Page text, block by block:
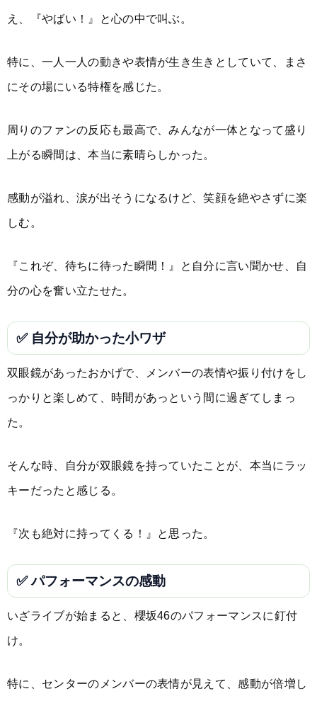
え、『やばい！』と心の中で叫ぶ。
特に、一人一人の動きや表情が生き生きとしていて、まさ
にその場にいる特権を感じた。
周りのファンの反応も最高で、みんなが一体となって盛り
上がる瞬間は、本当に素晴らしかった。
感動が溢れ、涙が出そうになるけど、笑顔を絶やさずに楽
しむ。
『これぞ、待ちに待った瞬間！』と自分に言い聞かせ、自
分の心を奮い立たせた。
✅ 自分が助かった小ワザ
双眼鏡があったおかげで、メンバーの表情や振り付けをし
っかりと楽しめて、時間があっという間に過ぎてしまっ
た。
そんな時、自分が双眼鏡を持っていたことが、本当にラッ
キーだったと感じる。
『次も絶対に持ってくる！』と思った。
✅ パフォーマンスの感動
いざライブが始まると、櫻坂46のパフォーマンスに釘付
け。
特に、センターのメンバーの表情が見えて、感動が倍増し